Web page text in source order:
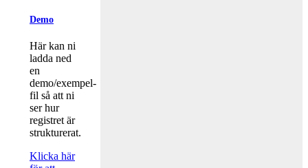
Demo
Här kan ni
ladda ned
en
demo/exempel-
fil så att ni
ser hur
registret är
strukturerat.
Klicka här